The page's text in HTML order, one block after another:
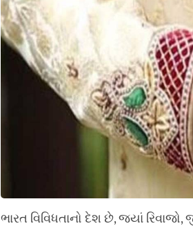
ભારત વિવિધતાનો દેશ છે, જ્યાં